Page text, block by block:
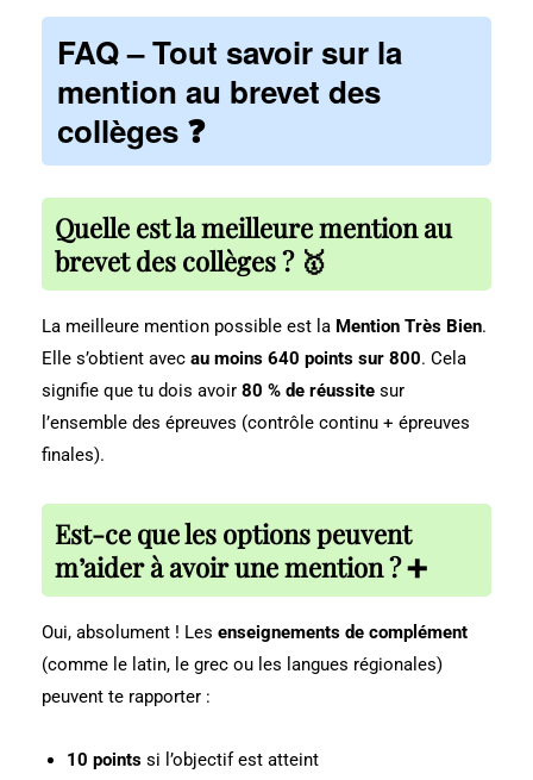
FAQ – Tout savoir sur la
mention au brevet des
collèges ❓
Quelle est la meilleure mention au
brevet des collèges ? 🥇
La meilleure mention possible est la Mention Très Bien.
Elle s’obtient avec au moins 640 points sur 800. Cela
signifie que tu dois avoir 80 % de réussite sur
l’ensemble des épreuves (contrôle continu + épreuves
finales).
Est-ce que les options peuvent
m’aider à avoir une mention ? ➕
Oui, absolument ! Les enseignements de complément
(comme le latin, le grec ou les langues régionales)
peuvent te rapporter :
10 points si l’objectif est atteint